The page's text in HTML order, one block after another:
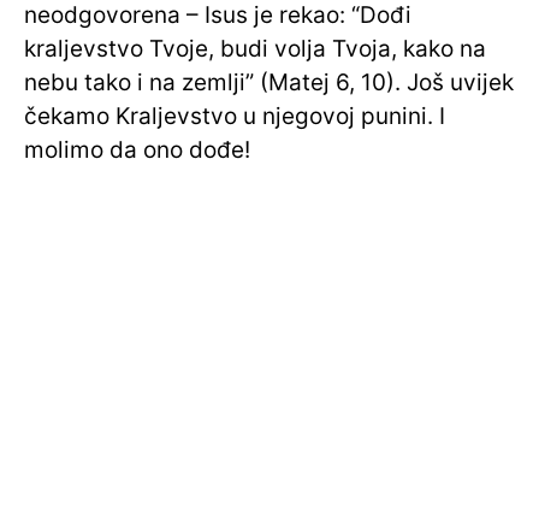
neodgovorena – Isus je rekao: “Dođi
kraljevstvo Tvoje, budi volja Tvoja, kako na
nebu tako i na zemlji” (Matej 6, 10). Još uvijek
čekamo Kraljevstvo u njegovoj punini. I
molimo da ono dođe!